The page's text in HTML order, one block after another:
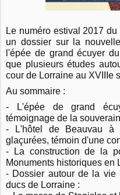
Le numéro estival 2017 du
un dossier sur la
l'épée de grand écuyer
que plusieurs études
cour de Lorraine au XVIIIe
Au sommaire :
- L'épée de grand
témoignage de la
- L'hôtel de Beauvau à
glaçurées, témoin d'une
- La construction de la
Monuments historiques en
- Dossier autour de la vie
ducs de Lorraine :